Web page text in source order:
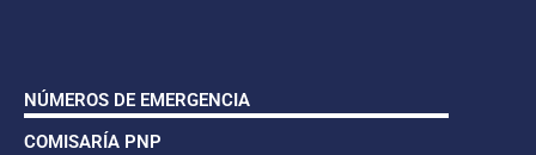
NÚMEROS DE EMERGENCIA
COMISARÍA PNP